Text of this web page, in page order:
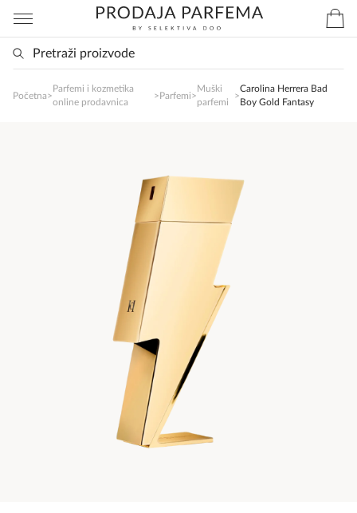
Početna>
Parfemi i kozmetika
online prodavnica
>Parfemi>
Muški
parfemi
>
Carolina Herrera Bad
Boy Gold Fantasy
SlađanAi Asistent
poručite svoj omiljeni parfem danas ali i za